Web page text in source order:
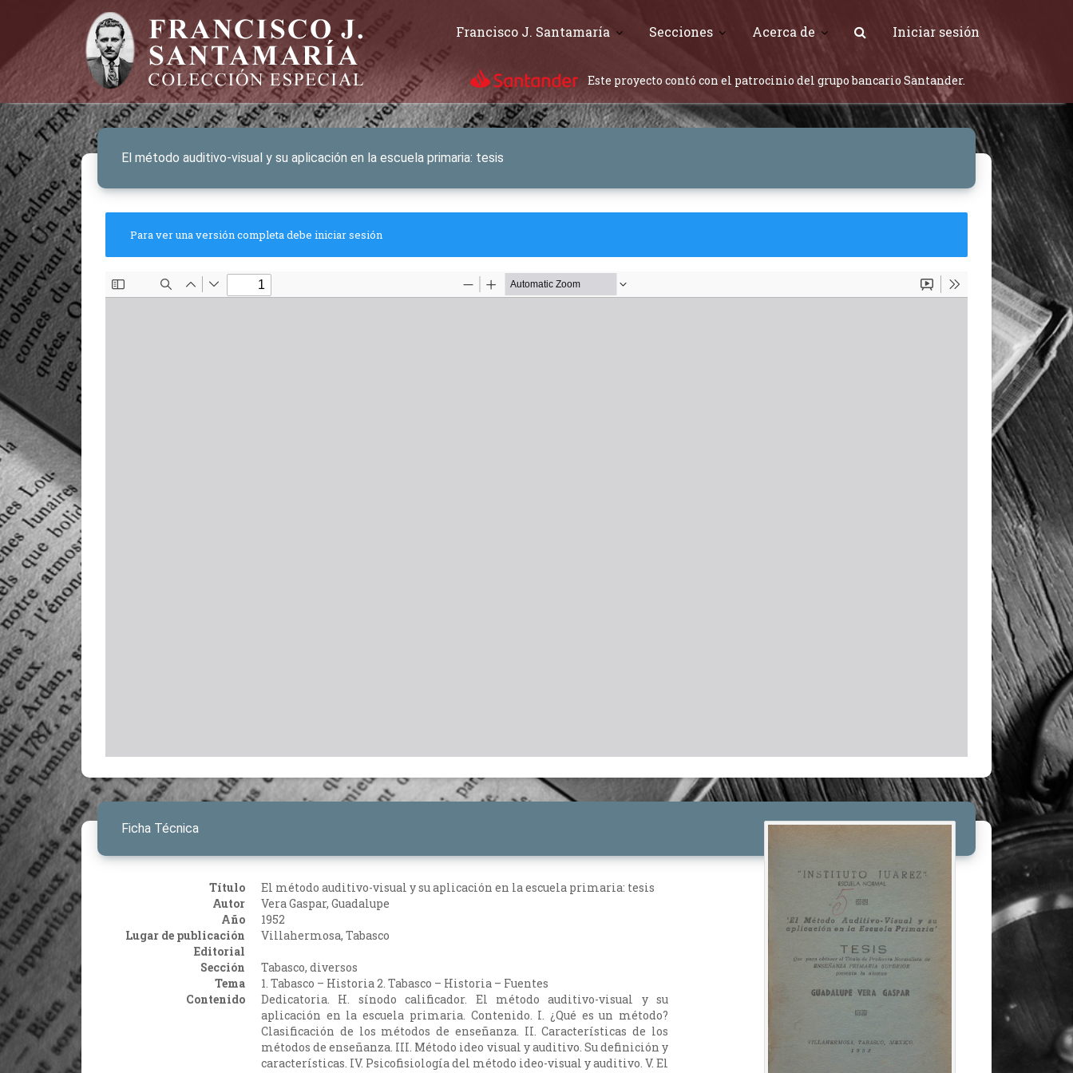
Francisco J. Santamaría Secciones Acerca de Iniciar sesión
Este proyecto contó con el patrocinio del grupo bancario Santander.
El método auditivo-visual y su aplicación en la escuela primaria: tesis
Para ver una versión completa debe iniciar sesión
Ficha Técnica
Título
El método auditivo-visual y su aplicación en la escuela primaria: tesis
Autor
Vera Gaspar, Guadalupe
Año
1952
Lugar de publicación
Villahermosa, Tabasco
Editorial
Sección
Tabasco, diversos
Tema
1. Tabasco – Historia 2. Tabasco – Historia – Fuentes
Contenido
Dedicatoria. H. sínodo calificador. El método auditivo-visual y su
aplicación en la escuela primaria. Contenido. I. ¿Qué es un método?
Clasificación de los métodos de enseñanza. II. Características de los
métodos de enseñanza. III. Método ideo visual y auditivo. Su definición y
características. IV. Psicofisiología del método ideo-visual y auditivo. V. El